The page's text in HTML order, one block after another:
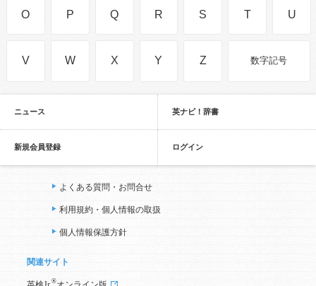
O P Q R S T U
V W X Y Z 数字記号
ニュース 英ナビ！辞書
新規会員登録 ログイン
よくある質問・お問合せ
利用規約・個人情報の取扱
個人情報保護方針
関連サイト
®